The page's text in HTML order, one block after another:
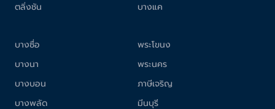
ตลิ่งชัน
บางแค
บางซื่อ
บางนา
บางบอน
บางพลัด
พระโขนง
พระนคร
ภาษีเจริญ
มีนบุรี